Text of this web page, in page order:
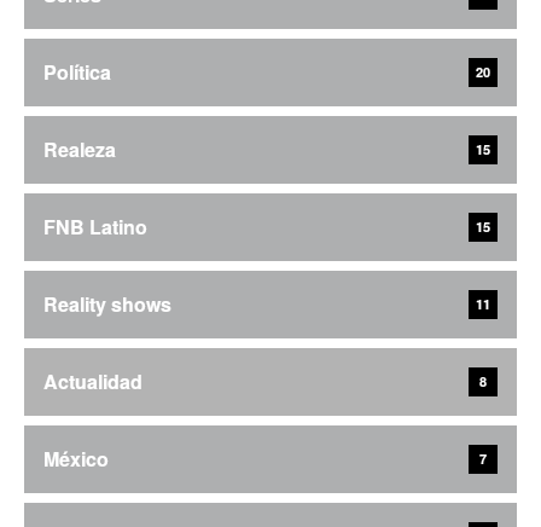
Política 20
Realeza 15
FNB Latino 15
Reality shows 11
Actualidad 8
México 7